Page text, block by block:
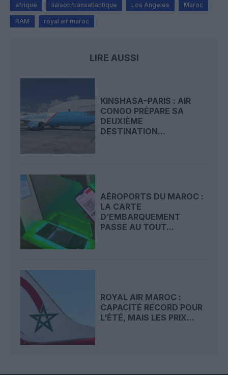
afrique liaison transatlantique Los Angeles Maroc
RAM royal air maroc
LIRE AUSSI
KINSHASA–PARIS : AIR
CONGO PRÉPARE SA
DEUXIÈME
DESTINATION...
AÉROPORTS DU MAROC :
LA CARTE
D’EMBARQUEMENT
PASSE AU TOUT...
ROYAL AIR MAROC :
CAPACITÉ RECORD POUR
L’ÉTÉ, MAIS LES PRIX...